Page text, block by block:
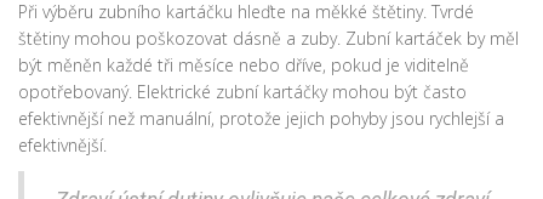
Při výběru zubního kartáčku hleďte na měkké štětiny. Tvrdé
štětiny mohou poškozovat dásně a zuby. Zubní kartáček by měl
být měněn každé tři měsíce nebo dříve, pokud je viditelně
opotřebovaný. Elektrické zubní kartáčky mohou být často
efektivnější než manuální, protože jejich pohyby jsou rychlejší a
efektivnější.